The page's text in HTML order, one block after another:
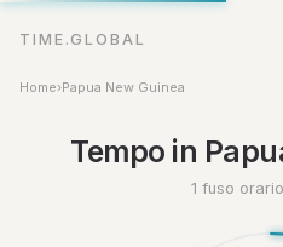
TIME.GLOBAL
Home›Papua New Guinea
Tempo in
1 fuso